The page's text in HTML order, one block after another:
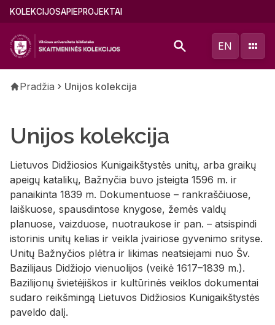
Pereiti
pagrindinį
turinį
Main
(lithuanian)
KOLEKCIJOSAPIEPROJEKTAI
EN
Kelias
Pradžia Unijos kolekcija
Unijos kolekcija
Lietuvos Didžiosios Kunigaikštystės unitų, arba graikų
apeigų katalikų, Bažnyčia buvo įsteigta 1596 m. ir
panaikinta 1839 m. Dokumentuose – rankraščiuose,
laiškuose, spausdintose knygose, žemės valdų
planuose, vaizduose, nuotraukose ir pan. – atsispindi
istorinis unitų kelias ir veikla įvairiose gyvenimo srityse.
Unitų Bažnyčios plėtra ir likimas neatsiejami nuo Šv.
Bazilijaus Didžiojo vienuolijos (veikė 1617–1839 m.).
Bazilijonų švietėjiškos ir kultūrinės veiklos dokumentai
sudaro reikšmingą Lietuvos Didžiosios Kunigaikštystės
paveldo dalį.